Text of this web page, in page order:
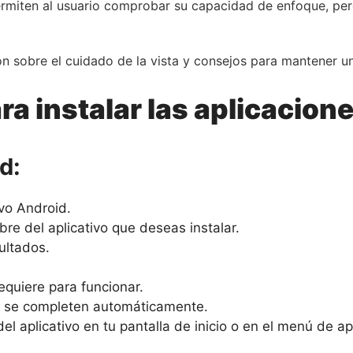
al usuario comprobar su capacidad de enfoque,
sobre el cuidado de la vista y consejos para mantener
instalar las
Android.
del aplicativo que deseas instalar.
para funcionar.
completen automáticamente.
aplicativo en tu pantalla de inicio o en el menú de